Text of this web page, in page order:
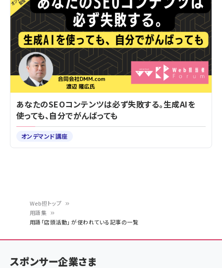
ン
く
Web担トップ
用語集
用語「店頭活動」 が使われている記事の一覧
あなたのSEOコンテンツは必ず失敗する。生成AIを
使っても、自分でがんばっても
オンデマンド講座
スポンサー企業さま